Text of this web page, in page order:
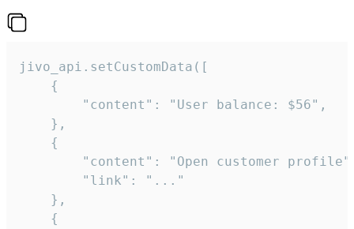
jivo_api.setCustomData([
    {
        "content": "User balance: $56",
    },
    {
"content": "Open customer
        "link": "..."
    },
    {